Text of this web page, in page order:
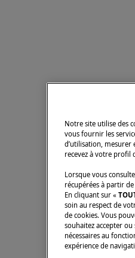
Notre site utilise des
vous fournir les
d’utilisation, mesurer
recevez à votre profil
Lorsque vous
récupérées à partir
En cliquant sur «
soin au respect de
de cookies. Vous
souhaitez accepter ou
nécessaires au
expérience de